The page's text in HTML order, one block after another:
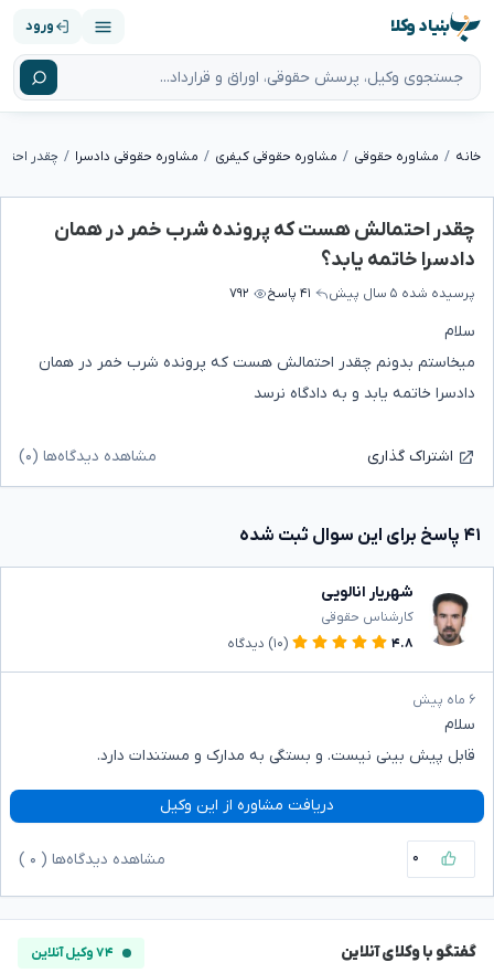
بنیاد وکلا ورود
خانه مشاوره حقوقی مشاوره حقوقی کیفری مشاوره حقوقی دادسرا
چقدر احتمالش هست که پرونده شرب خمر در همان
دادسرا خاتمه یابد؟
پرسیده شده ۵ سال پیش ۴۱ پاسخ ۷۹۲
سلام
میخاستم بدونم چقدر احتمالش هست که پرونده شرب خمر در همان
دادسرا خاتمه یابد و به دادگاه نرسد
اشتراک گذاری مشاهده دیدگاه‌ها (۰)
۴۱ پاسخ برای این سوال ثبت شده
شهریار انالویی
کارشناس حقوقی
۴.۸
(۱۰) دیدگاه
۶ ماه پیش
سلام
قابل پیش بینی نیست. و بستگی به مدارک و مستندات دارد.
دریافت مشاوره از این وکیل
۰ مشاهده دیدگاه‌ها ( ۰
گفتگو با وکلای آنلاین ۷۴ وکیل آنلاین